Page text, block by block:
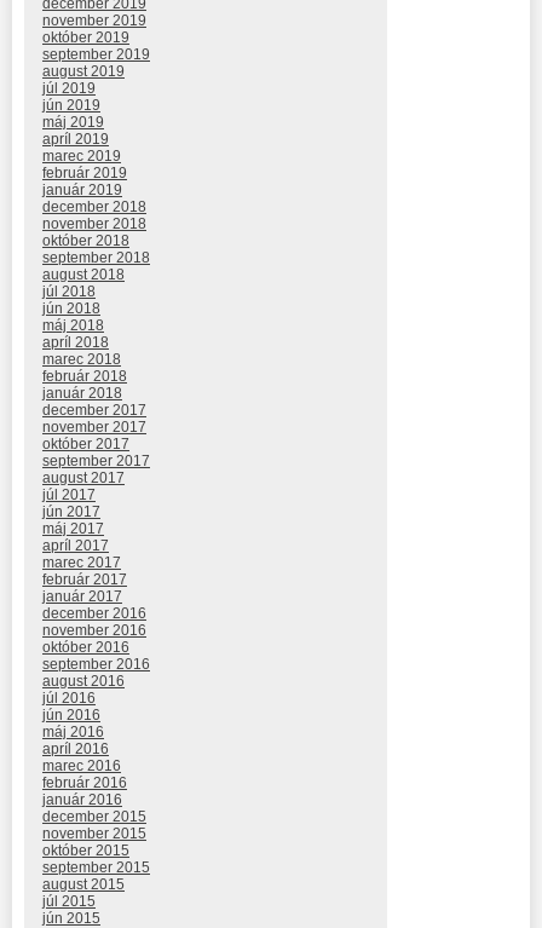
december 2019
november 2019
október 2019
september 2019
august 2019
júl 2019
jún 2019
máj 2019
apríl 2019
marec 2019
február 2019
január 2019
december 2018
november 2018
október 2018
september 2018
august 2018
júl 2018
jún 2018
máj 2018
apríl 2018
marec 2018
február 2018
január 2018
december 2017
november 2017
október 2017
september 2017
august 2017
júl 2017
jún 2017
máj 2017
apríl 2017
marec 2017
február 2017
január 2017
december 2016
november 2016
október 2016
september 2016
august 2016
júl 2016
jún 2016
máj 2016
apríl 2016
marec 2016
február 2016
január 2016
december 2015
november 2015
október 2015
september 2015
august 2015
júl 2015
jún 2015